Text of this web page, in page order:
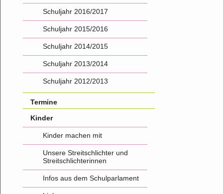
Schuljahr 2016/2017
Schuljahr 2015/2016
Schuljahr 2014/2015
Schuljahr 2013/2014
Schuljahr 2012/2013
Termine
Kinder
Kinder machen mit
Unsere Streitschlichter und
Streitschlichterinnen
Infos aus dem Schulparlament